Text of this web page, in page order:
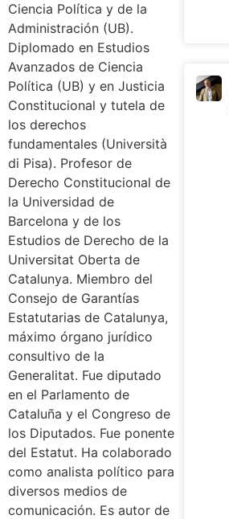
Ciencia Política y de la
Administración (UB).
Diplomado en Estudios
Avanzados de Ciencia
Política (UB) y en Justicia
Constitucional y tutela de
los derechos
fundamentales (Università
di Pisa). Profesor de
Derecho Constitucional de
la Universidad de
Barcelona y de los
Estudios de Derecho de la
Universitat Oberta de
Catalunya. Miembro del
Consejo de Garantías
Estatutarias de Catalunya,
máximo órgano jurídico
consultivo de la
Generalitat. Fue diputado
en el Parlamento de
Cataluña y el Congreso de
los Diputados. Fue ponente
del Estatut. Ha colaborado
como analista político para
diversos medios de
comunicación. Es autor de